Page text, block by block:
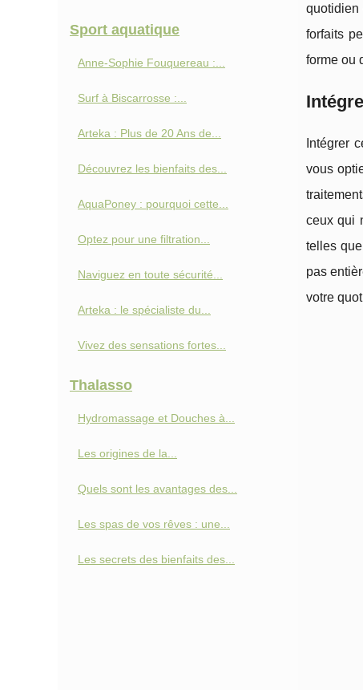
quotidien
forfaits
forme ou
Intégrer
vous
ceux qui
telles
pas
votre
Sport aquatique
Anne-Sophie Fouquereau :...
Surf à Biscarrosse :...
Arteka : Plus de 20 Ans de...
Découvrez les bienfaits des...
AquaPoney : pourquoi cette...
Optez pour une filtration...
Naviguez en toute sécurité...
Arteka : le spécialiste du...
Vivez des sensations fortes...
Thalasso
Hydromassage et Douches à...
Les origines de la...
Quels sont les avantages des...
Les spas de vos rêves : une...
Les secrets des bienfaits des...